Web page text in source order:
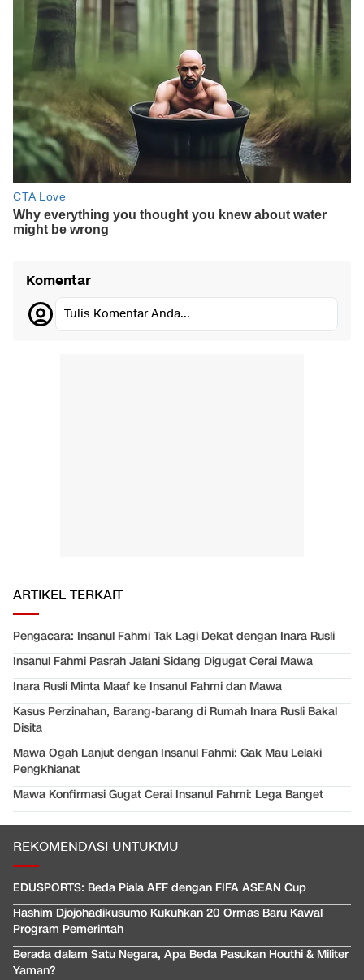
Komentar
Tulis Komentar Anda...
ARTIKEL TERKAIT
Pengacara: Insanul Fahmi Tak Lagi Dekat dengan Inara Rusli
Insanul Fahmi Pasrah Jalani Sidang Digugat Cerai Mawa
Inara Rusli Minta Maaf ke Insanul Fahmi dan Mawa
Kasus Perzinahan, Barang-barang di Rumah Inara Rusli Bakal
Disita
Mawa Ogah Lanjut dengan Insanul Fahmi: Gak Mau Lelaki
Pengkhianat
Mawa Konfirmasi Gugat Cerai Insanul Fahmi: Lega Banget
REKOMENDASI UNTUKMU
EDUSPORTS: Beda Piala AFF dengan FIFA ASEAN Cup
Hashim Djojohadikusumo Kukuhkan 20 Ormas Baru Kawal
Program Pemerintah
Berada dalam Satu Negara, Apa Beda Pasukan Houthi & Militer
Yaman?